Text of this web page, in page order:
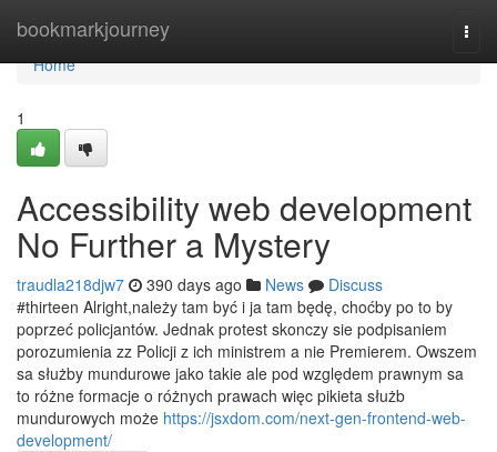
bookmarkjourney
Home
Home
1
Accessibility web development
No Further a Mystery
traudla218djw7 390 days ago News
Discuss
#thirteen Alright,należy tam być i ja tam będę, choćby po to by
poprzeć policjantów. Jednak protest skonczy sie podpisaniem
porozumienia zz Policji z ich ministrem a nie Premierem. Owszem
sa służby mundurowe jako takie ale pod względem prawnym sa
to różne formacje o różnych prawach więc pikieta służb
mundurowych może https://jsxdom.com/next-gen-frontend-web-
development/